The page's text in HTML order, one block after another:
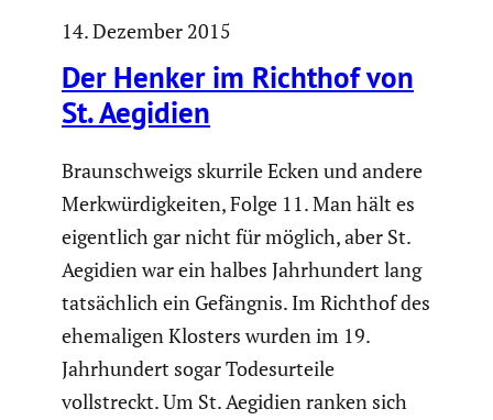
14. Dezember 2015
Der Henker im Richthof von
St. Aegidien
Braun­schweigs skurrile Ecken und andere
Merkwür­dig­keiten, Folge 11. Man hält es
eigent­lich gar nicht für möglich, aber St.
Aegidien war ein halbes Jahrhun­dert lang
tatsäch­lich ein Gefängnis. Im Richthof des
ehema­ligen Klosters wurden im 19.
Jahrhun­dert sogar Todes­ur­teile
vollstreckt. Um St. Aegidien ranken sich